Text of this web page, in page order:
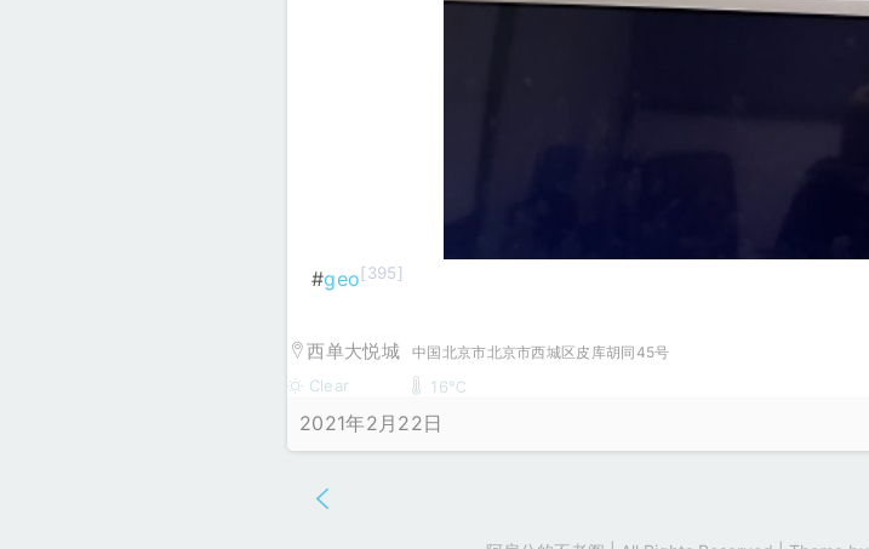
#geo[395]
西单大悦城 中国北京市北京市西城区皮库胡同45号
Clear 16℃
2021年2月22日